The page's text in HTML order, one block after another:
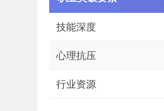
技能深度
心理抗压
行业资源